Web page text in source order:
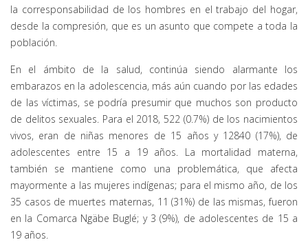
la corresponsabilidad de los hombres en el trabajo del hogar,
desde la compresión, que es un asunto que compete a toda la
población.
En el ámbito de la salud, continúa siendo alarmante los
embarazos en la adolescencia, más aún cuando por las edades
de las víctimas, se podría presumir que muchos son producto
de delitos sexuales. Para el 2018, 522 (0.7%) de los nacimientos
vivos, eran de niñas menores de 15 años y 12840 (17%), de
adolescentes entre 15 a 19 años. La mortalidad materna,
también se mantiene como una problemática, que afecta
mayormente a las mujeres indígenas; para el mismo año, de los
35 casos de muertes maternas, 11 (31%) de las mismas, fueron
en la Comarca Ngäbe Buglé; y 3 (9%), de adolescentes de 15 a
19 años.